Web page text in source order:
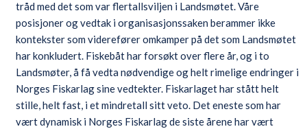
tråd med det som var flertallsviljen i Landsmøtet. Våre
posisjoner og vedtak i organisasjonssaken berammer ikke
kontekster som viderefører omkamper på det som Landsmøtet
har konkludert. Fiskebåt har forsøkt over flere år, og i to
Landsmøter, å få vedta nødvendige og helt rimelige endringer i
Norges Fiskarlag sine vedtekter. Fiskarlaget har stått helt
stille, helt fast, i et mindretall sitt veto. Det eneste som har
vært dynamisk i Norges Fiskarlag de siste årene har vært